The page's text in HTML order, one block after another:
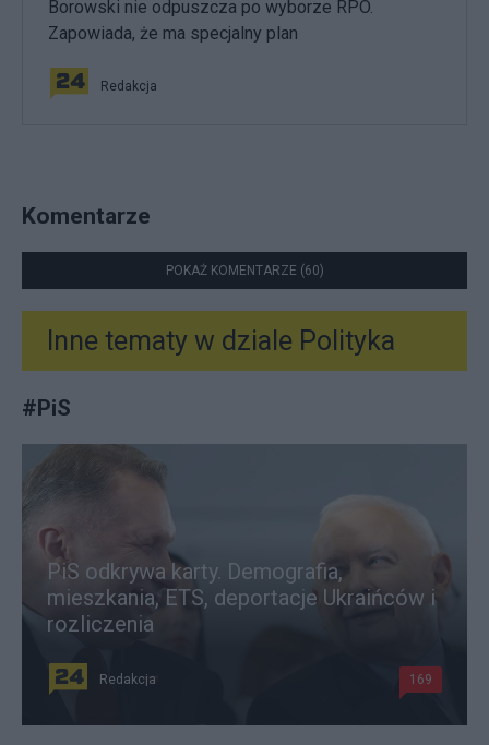
Borowski nie odpuszcza po wyborze RPO.
Zapowiada, że ma specjalny plan
Redakcja
Komentarze
POKAŻ KOMENTARZE (60)
Inne tematy w dziale Polityka
#PiS
PiS odkrywa karty. Demografia,
mieszkania, ETS, deportacje Ukraińców i
rozliczenia
Redakcja 169